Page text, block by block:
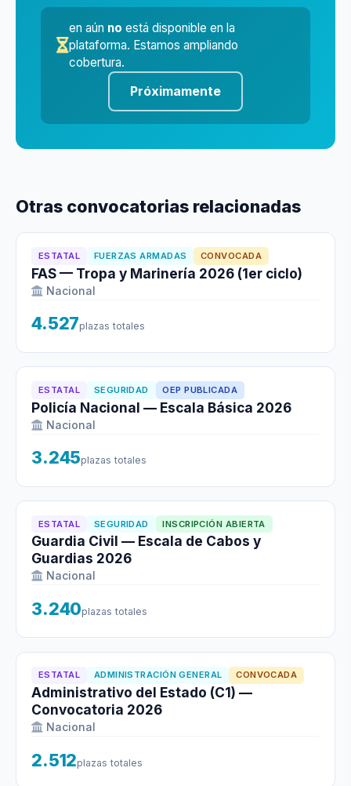
en aún no está disponible en la
plataforma. Estamos ampliando
cobertura.
Próximamente
Otras convocatorias relacionadas
ESTATAL FUERZAS ARMADAS CONVOCADA
FAS — Tropa y Marinería 2026 (1er ciclo)
Nacional
4.527plazas totales
ESTATAL SEGURIDAD OEP PUBLICADA
Policía Nacional — Escala Básica 2026
Nacional
3.245plazas totales
ESTATAL SEGURIDAD INSCRIPCIÓN ABIERTA
Guardia Civil — Escala de Cabos y
Guardias 2026
Nacional
3.240plazas totales
ESTATAL ADMINISTRACIÓN GENERAL CONVOCADA
Administrativo del Estado (C1) —
Convocatoria 2026
Nacional
2.512plazas totales